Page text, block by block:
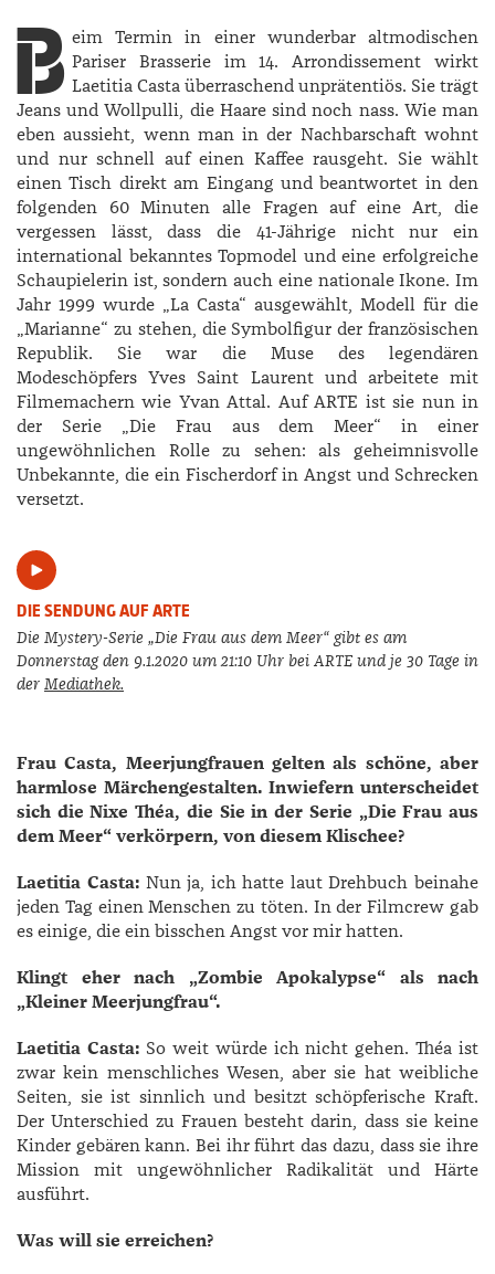
B eim Termin in einer wunderbar altmodischen
Pariser Brasserie im 14. Arrondissement wirkt
Laetitia Casta überraschend unprätentiös. Sie trägt
Jeans und Wollpulli, die Haare sind noch nass. Wie man
eben aussieht, wenn man in der Nachbarschaft wohnt
und nur schnell auf einen Kaffee rausgeht. Sie wählt
einen Tisch direkt am Eingang und beantwortet in den
folgenden 60 Minuten alle Fragen auf eine Art, die
vergessen lässt, dass die 41-Jährige nicht nur ein
international bekanntes Topmodel und eine erfolgreiche
Schaupielerin ist, sondern auch eine nationale Ikone. Im
Jahr 1999 wurde „La Casta“ ausgewählt, Modell für die
„Marianne“ zu stehen, die Symbolfigur der französischen
Republik. Sie war die Muse des legendären
Modeschöpfers Yves Saint Laurent und arbeitete mit
Filmemachern wie Yvan Attal. Auf ARTE ist sie nun in
der Serie „Die Frau aus dem Meer“ in einer
ungewöhnlichen Rolle zu sehen: als geheimnisvolle
Unbekannte, die ein Fischerdorf in Angst und Schrecken
versetzt.
DIE SENDUNG AUF ARTE
Die Mystery-Serie „Die Frau aus dem Meer“ gibt es am
Donnerstag den 9.1.2020 um 21:10 Uhr bei ARTE und je 30 Tage in
der Mediathek.
Frau Casta, Meerjungfrauen gelten als schöne, aber
harmlose Märchengestalten. Inwiefern unterscheidet
sich die Nixe Théa, die Sie in der Serie „Die Frau aus
dem Meer“ verkörpern, von diesem Klischee?
Laetitia Casta: Nun ja, ich hatte laut Drehbuch beinahe
jeden Tag einen Menschen zu töten. In der Filmcrew gab
es einige, die ein bisschen Angst vor mir hatten.
Klingt eher nach „Zombie Apokalypse“ als nach
„Kleiner Meerjungfrau“.
Laetitia Casta: So weit würde ich nicht gehen. Théa ist
zwar kein menschliches Wesen, aber sie hat weibliche
Seiten, sie ist sinnlich und besitzt schöpferische Kraft.
Der Unterschied zu Frauen besteht darin, dass sie keine
Kinder gebären kann. Bei ihr führt das dazu, dass sie ihre
Mission mit ungewöhnlicher Radikalität und Härte
ausführt.
Was will sie erreichen?